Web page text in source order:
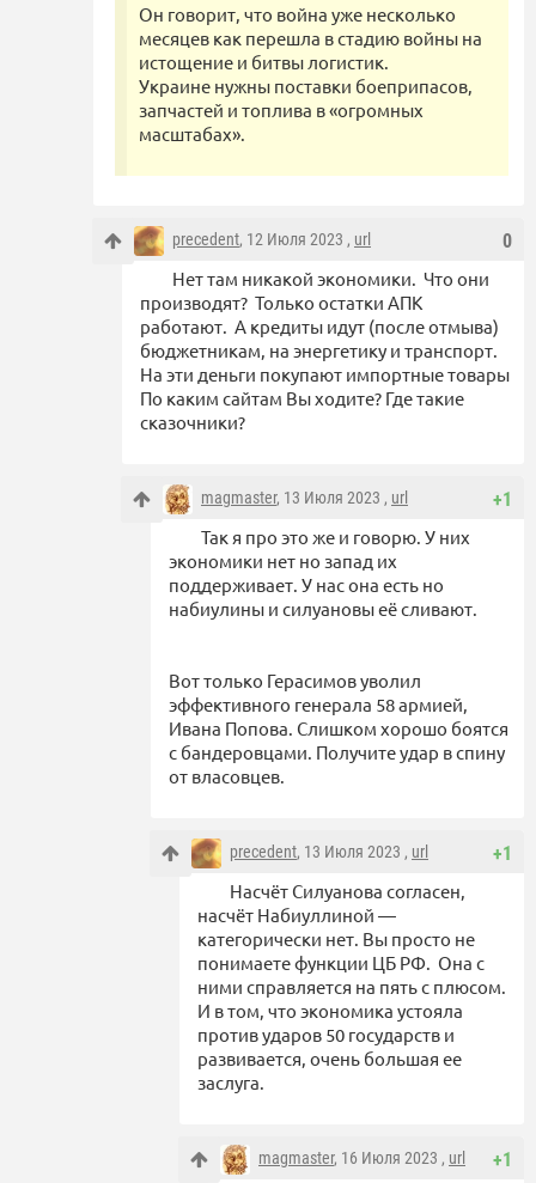
Он говорит, что война уже несколько
месяцев как перешла в стадию войны на
истощение и битвы логистик.
Украине нужны поставки боеприпасов,
запчастей и топлива в «огромных
масштабах».
0
precedent, 12 Июля 2023 , url
Нет там никакой экономики. Что они
производят? Только остатки АПК
работают. А кредиты идут (после отмыва)
бюджетникам, на энергетику и транспорт.
На эти деньги покупают импортные товары
По каким сайтам Вы ходите? Где такие
сказочники?
+1
magmaster, 13 Июля 2023 , url
Так я про это же и говорю. У них
экономики нет но запад их
поддерживает. У нас она есть но
набиулины и силуановы её сливают.
Вот только Герасимов уволил
эффективного генерала 58 армией,
Ивана Попова. Слишком хорошо боятся
с бандеровцами. Получите удар в спину
от власовцев.
+1
precedent, 13 Июля 2023 , url
Насчёт Силуанова согласен,
насчёт Набиуллиной —
категорически нет. Вы просто не
понимаете функции ЦБ РФ. Она с
ними справляется на пять с плюсом.
И в том, что экономика устояла
против ударов 50 государств и
развивается, очень большая ее
заслуга.
+1
magmaster, 16 Июля 2023 , url